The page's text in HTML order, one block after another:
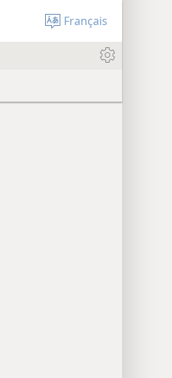
Français